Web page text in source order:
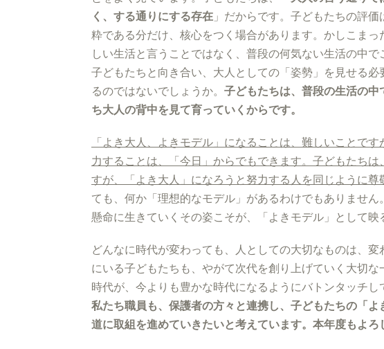
く、する通りにする存在 」だからです。子どもたちの評価
粋である分だけ、核心をつく場合があります。かしこまっ
しい生活と言うことではなく、普段の何気ない生活の中で
子どもたちと向き合い、大人としての「姿勢」を見せる必
るのではないでしょうか。 子どもたちは、普段の生活の中
ち大人の背中を見て育っていくからです。
「よき大人、よきモデル」になることは、難しいことで
力することは、「今日」からでもできます。子どもたちは
すが、「よき大人」になろうと努力する人を同じように尊
ても、何か「理想的なモデル」があるわけでもありません
懸命に生きていくその姿こそが、「よきモデル」として映
どんなに時代が変わっても、人としての大切なものは、
にいる子どもたちも、やがて次代を創り上げていく大切
時代が、今よりも豊かな時代になるようにバトンタッチし
私たち職員も、保護者の方々と連携し、子どもたちの「
道に取組を進めていきたいと考えています。本年度もよろ